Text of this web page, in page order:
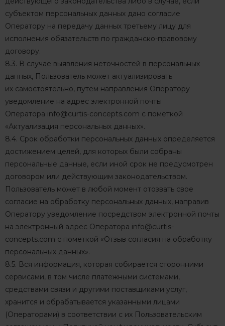
субъектом персональных данных дано согласие
Оператору на передачу данных третьему лицу для
исполнения обязательств по гражданско-правовому
договору.
8.3. В случае выявления неточностей в персональных
данных, Пользователь может актуализировать
их самостоятельно, путем направления Оператору
уведомление на адрес электронной почты
Оператора info@curtis-concepts.com с пометкой
«Актуализация персональных данных».
8.4. Срок обработки персональных данных определяется
достижением целей, для которых были собраны
персональные данные, если иной срок не предусмотрен
договором или действующим законодательством.
Пользователь может в любой момент отозвать свое
согласие на обработку персональных данных, направив
Оператору уведомление посредством электронной почты
на электронный адрес Оператора info@curtis-
concepts.com с пометкой «Отзыв согласия на обработку
персональных данных».
8.5. Вся информация, которая собирается сторонними
сервисами, в том числе платежными системами,
средствами связи и другими поставщиками услуг,
хранится и обрабатывается указанными лицами
(Операторами) в соответствии с их Пользовательским